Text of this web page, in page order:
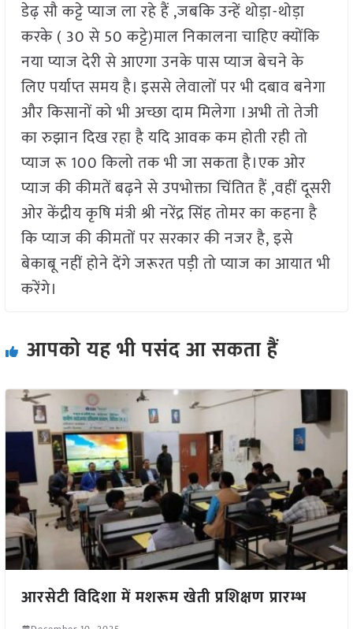
डेढ़ सौ कट्टे प्याज ला रहे हैं ,जबकि उन्हें थोड़ा-थोड़ा
करके ( 30 से 50 कट्टे)माल निकालना चाहिए क्योंकि
नया प्याज देरी से आएगा उनके पास प्याज बेचने के
लिए पर्याप्त समय है। इससे लेवालों पर भी दबाव बनेगा
और किसानों को भी अच्छा दाम मिलेगा ।अभी तो तेजी
का रुझान दिख रहा है यदि आवक कम होती रही तो
प्याज रू 100 किलो तक भी जा सकता है।एक ओर
प्याज की कीमतें बढ़ने से उपभोक्ता चिंतित हैं ,वहीं दूसरी
ओर केंद्रीय कृषि मंत्री श्री नरेंद्र सिंह तोमर का कहना है
कि प्याज की कीमतों पर सरकार की नजर है, इसे
बेकाबू नहीं होने देंगे जरूरत पड़ी तो प्याज का आयात भी
करेंगे।
आपको यह भी पसंद आ सकता हैं
आरसेटी विदिशा में मशरूम खेती प्रशिक्षण प्रारम्भ